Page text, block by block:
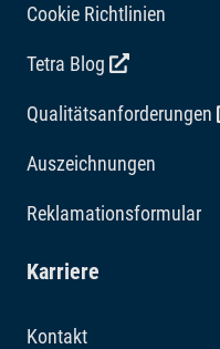
Cookie Richtlinien
Tetra Blog
Qualitätsanforderungen
Auszeichnungen
Reklamationsformular
Karriere
Kontakt